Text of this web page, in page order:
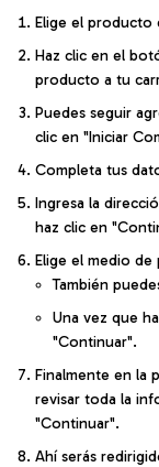
Elige el producto
Haz clic en el
producto a tu
Puedes seguir
clic en "Iniciar
Completa tus
Ingresa la
haz clic en
Elige el medio de
También
Una vez que
"Continuar".
Finalmente en la
revisar toda la
"Continuar".
Ahí serás